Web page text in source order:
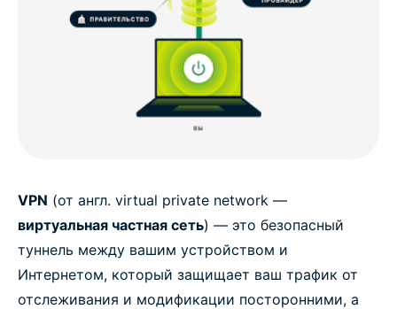
VPN (от англ. virtual private network —
виртуальная частная сеть) — это безопасный
туннель между вашим устройством и
Интернетом, который защищает ваш трафик от
отслеживания и модификации посторонними, а